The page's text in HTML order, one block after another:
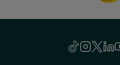
TikTok
Aquest
enllaç
Instagram
Aquest
enllaç
Twitter
Aquest
enllaç